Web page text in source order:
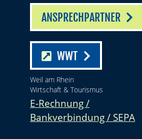
ANSPRECHPARTNER
WWT
Weil am Rhein
Wirtschaft & Tourismus
E-Rechnung /
Bankverbindung / SEPA